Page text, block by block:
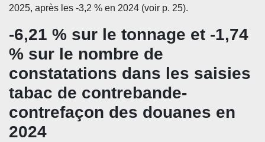
2025, après les -3,2 % en 2024 (voir p. 25).
-6,21 % sur le tonnage et -1,74
% sur le nombre de
constatations dans les saisies
tabac de contrebande-
contrefaçon des douanes en
2024